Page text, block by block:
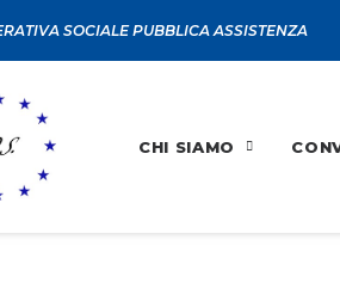
SOCIALE PUBBLICA ASSISTENZA
CHI SIAMO